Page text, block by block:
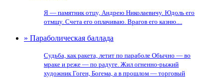
Я — памятник отцу, Андрею Николаевичу. Юдоль его
отмщу. Счета его оплачиваю. Врагов его казню....
» Параболическая баллада
Судьба, как ракета, летит по параболе Обычно — во
мраке и реже — по радуге. Жил огненно-рыжий
художник Гоген, Богема, а в прошлом — торговый